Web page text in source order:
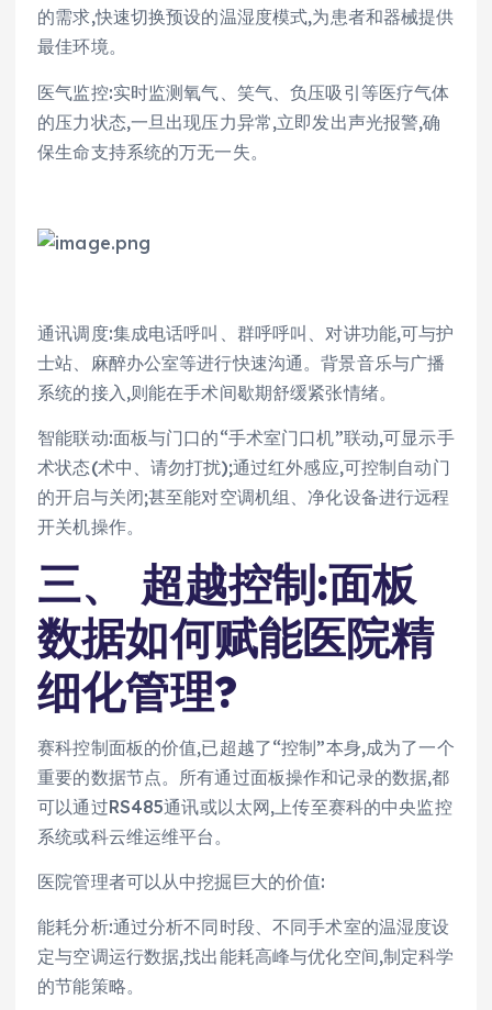
的需求,快速切换预设的温湿度模式,为患者和器械提供
最佳环境。
医气监控:实时监测氧气、笑气、负压吸引等医疗气体
的压力状态,一旦出现压力异常,立即发出声光报警,确
保生命支持系统的万无一失。
通讯调度:集成电话呼叫、群呼呼叫、对讲功能,可与护
士站、麻醉办公室等进行快速沟通。背景音乐与广播
系统的接入,则能在手术间歇期舒缓紧张情绪。
智能联动:面板与门口的“手术室门口机”联动,可显示手
术状态(术中、请勿打扰);通过红外感应,可控制自动门
的开启与关闭;甚至能对空调机组、净化设备进行远程
开关机操作。
三、 超越控制:面板
数据如何赋能医院精
细化管理?
赛科控制面板的价值,已超越了“控制”本身,成为了一个
重要的数据节点。所有通过面板操作和记录的数据,都
可以通过RS485通讯或以太网,上传至赛科的中央监控
系统或科云维运维平台。
医院管理者可以从中挖掘巨大的价值:
能耗分析:通过分析不同时段、不同手术室的温湿度设
定与空调运行数据,找出能耗高峰与优化空间,制定科学
的节能策略。